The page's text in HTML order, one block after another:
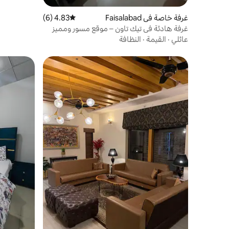
غرفة خاصة في Faisalabad متوسط التقييم 4.83 من 5، 6 مراجعات
4.83 (6)
غرفة هادئة في تيك تاون – موقع مسور ومميز
عائلي · القيمة · النظافة